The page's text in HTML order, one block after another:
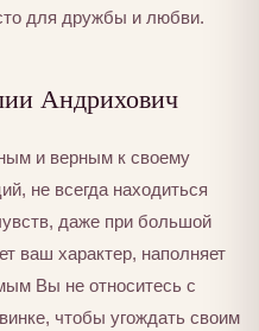
для дружбы и любви.
Андрихович
и верным к своему
не всегда находиться
даже при большой
ваш характер, наполняет
Вы не относитесь с
чтобы угождать своим